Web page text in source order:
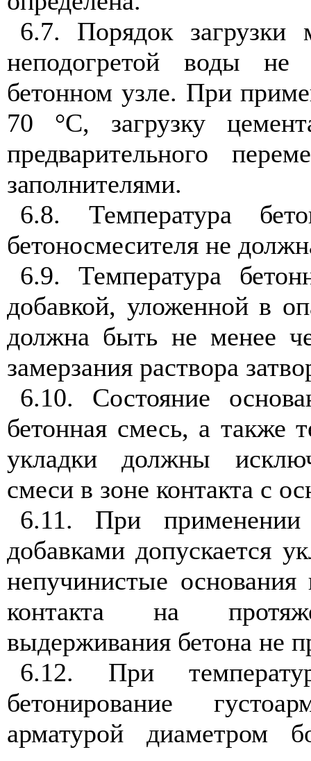
6.7. Порядок загрузки
неподогретой воды не
бетонном узле. При
70 °С, загрузку
предварительного
заполнителями.
6.8. Температура
бетоносмесителя не
6.9. Температура
добавкой, уложенной в
должна быть не менее
замерзания раствора
6.10. Состояние
бетонная смесь, а также
укладки должны
смеси в зоне контакта с
6.11. При применении
добавками допускается
непучинистые
контакта на
выдерживания бетона не
6.12. При
бетонирование
арматурой диаметром